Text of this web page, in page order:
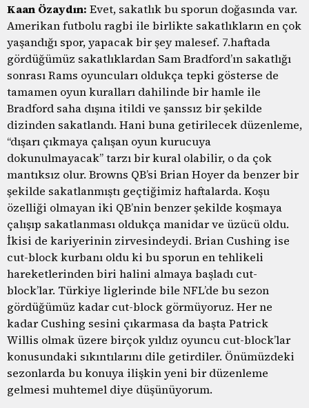
Kaan Özaydın: Evet, sakatlık bu sporun doğasında var.
Amerikan futbolu ragbi ile birlikte sakatlıkların en çok
yaşandığı spor, yapacak bir şey malesef. 7.haftada
gördüğümüz sakatlıklardan Sam Bradford’ın sakatlığı
sonrası Rams oyuncuları oldukça tepki gösterse de
tamamen oyun kuralları dahilinde bir hamle ile
Bradford saha dışına itildi ve şanssız bir şekilde
dizinden sakatlandı. Hani buna getirilecek düzenleme,
“dışarı çıkmaya çalışan oyun kurucuya
dokunulmayacak” tarzı bir kural olabilir, o da çok
mantıksız olur. Browns QB’si Brian Hoyer da benzer bir
şekilde sakatlanmıştı geçtiğimiz haftalarda. Koşu
özelliği olmayan iki QB’nin benzer şekilde koşmaya
çalışıp sakatlanması oldukça manidar ve üzücü oldu.
İkisi de kariyerinin zirvesindeydi. Brian Cushing ise
cut-block kurbanı oldu ki bu sporun en tehlikeli
hareketlerinden biri halini almaya başladı cut-
block’lar. Türkiye liglerinde bile NFL’de bu sezon
gördüğümüz kadar cut-block görmüyoruz. Her ne
kadar Cushing sesini çıkarmasa da başta Patrick
Willis olmak üzere birçok yıldız oyuncu cut-block’lar
konusundaki sıkıntılarını dile getirdiler. Önümüzdeki
sezonlarda bu konuya ilişkin yeni bir düzenleme
gelmesi muhtemel diye düşünüyorum.